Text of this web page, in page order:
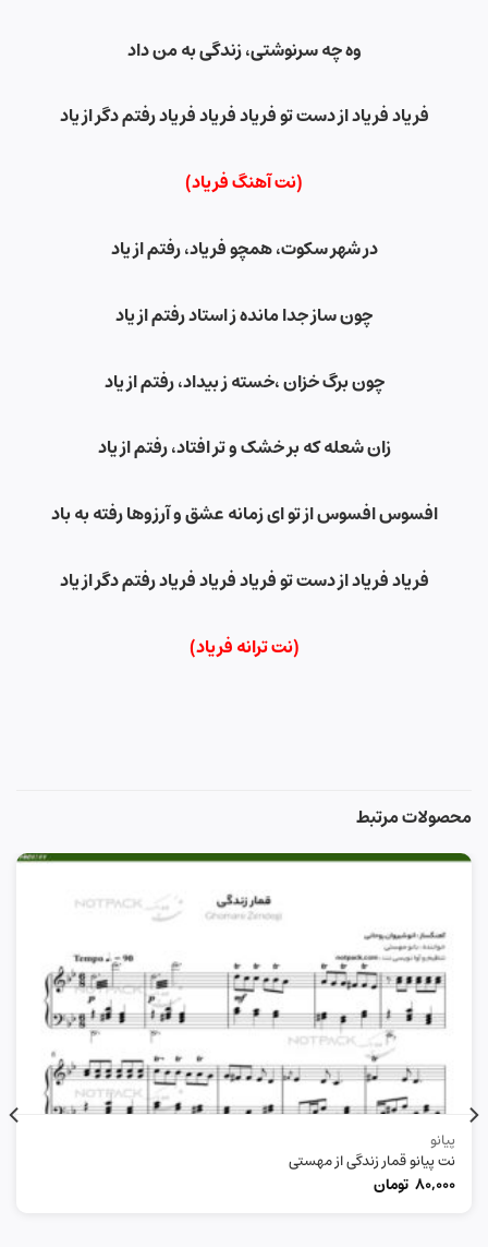
وه چه سرنوشتی، زندگی به من داد
فریاد فریاد از دست تو فریاد فریاد فریاد رفتم دگر از یاد
(نت آهنگ فریاد)
در شهر سکوت، همچو فریاد، رفتم از یاد
چون ساز جدا مانده ز استاد رفتم از یاد
چون برگ خزان،خسته ز بیداد، رفتم از یاد
زان شعله که بر خشک و تر افتاد، رفتم از یاد
افسوس افسوس از تو ای زمانه عشق و آرزوها رفته به باد
فریاد فریاد از دست تو فریاد فریاد فریاد رفتم دگر از یاد
(نت ترانه فریاد)
محصولات مرتبط
پیانو
نت پیانو قمار زندگی از مهستی
80,000 تومان